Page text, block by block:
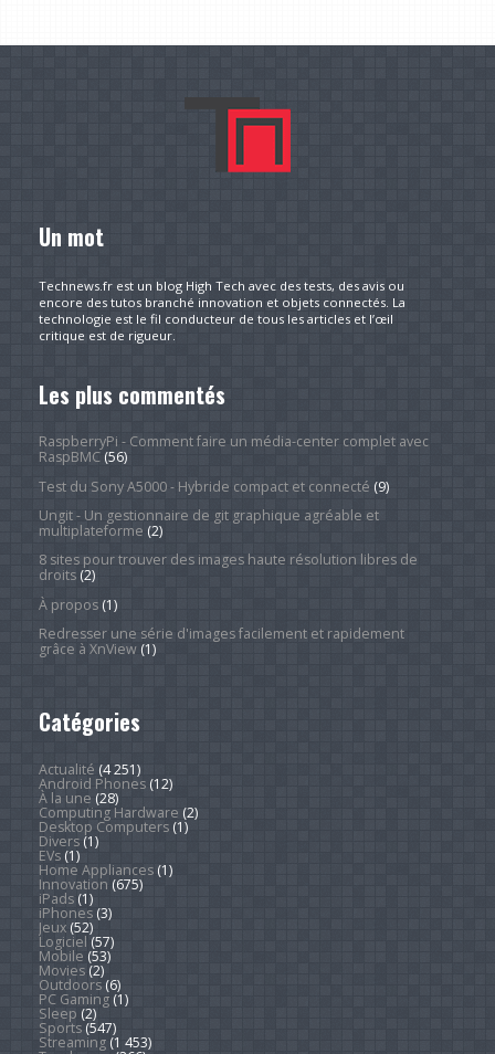
Un mot
Technews.fr est un blog High Tech avec des tests, des avis ou
encore des tutos branché innovation et objets connectés. La
technologie est le fil conducteur de tous les articles et l’œil
critique est de rigueur.
Les plus commentés
RaspberryPi - Comment faire un média-center complet avec
RaspBMC(56)
Test du Sony A5000 - Hybride compact et connecté (9)
Ungit - Un gestionnaire de git graphique agréable et
multiplateforme (2)
8 sites pour trouver des images haute résolution libres de
droits(2)
À propos(1)
Redresser une série d'images facilement et rapidement
grâce à XnView(1)
Catégories
Actualité (4 251)
Android Phones(12)
À la une (28)
Computing Hardware (2)
Desktop Computers(1)
Divers(1)
EVs(1)
Home Appliances(1)
Innovation (675)
iPads(1)
iPhones(3)
Jeux(52)
Logiciel (57)
Mobile (53)
Movies(2)
Outdoors(6)
PC Gaming(1)
Sleep (2)
Sports(547)
Streaming(1 453)